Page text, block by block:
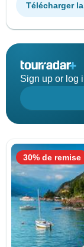
Télécharger
Sign up or log
30% de remise